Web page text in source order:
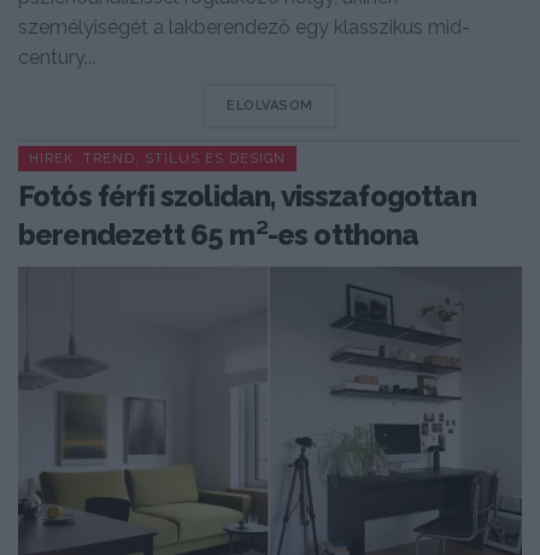
személyiségét a lakberendező egy klasszikus mid-
century...
ELOLVASOM
HÍREK, TREND, STÍLUS ÉS DESIGN
Fotós férfi szolidan, visszafogottan
berendezett 65 m²-es otthona